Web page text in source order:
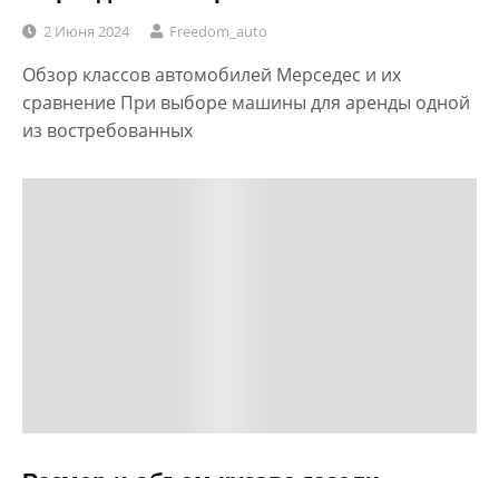
2 Июня 2024 Freedom_auto
Обзор классов автомобилей Мерседес и их
сравнение При выборе машины для аренды одной
из востребованных